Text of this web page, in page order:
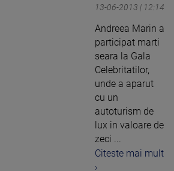
13-06-2013 | 12:14
Andreea Marin a
participat marti
seara la Gala
Celebritatilor,
unde a aparut
cu un
autoturism de
lux in valoare de
zeci ...
Citeste mai mult
›